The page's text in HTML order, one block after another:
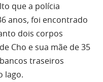
que a polícia
anos, foi encontrado
dois corpos
Cho e sua mãe de 35
traseiros
lago.